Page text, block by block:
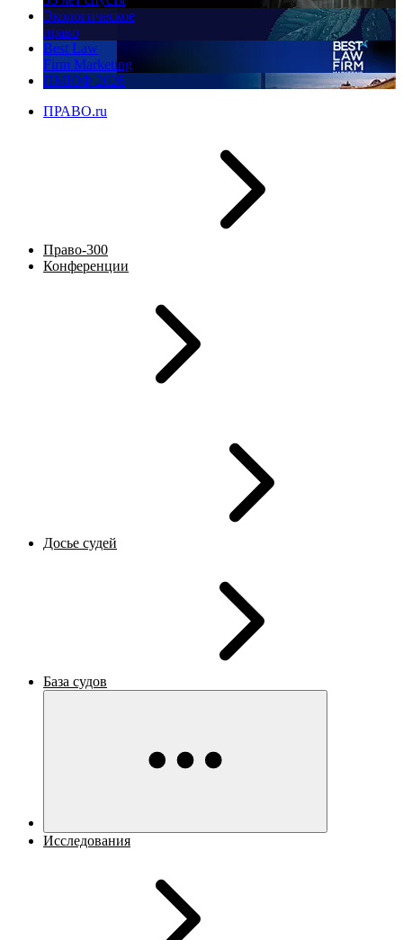
Экологическое
право
Best Law
Firm Marketing
ПМЮФ 2026
ПРАВО.ru
Право-300
Конференции
Досье судей
База судов
Исследования